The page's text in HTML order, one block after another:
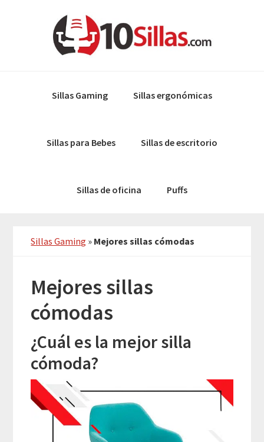
Sillas Gaming Sillas ergonómicas
Sillas para Bebes Sillas de escritorio
Sillas de oficina Puffs
Sillas Gaming » Mejores sillas cómodas
Mejores sillas
cómodas
¿Cuál es la mejor silla
cómoda?